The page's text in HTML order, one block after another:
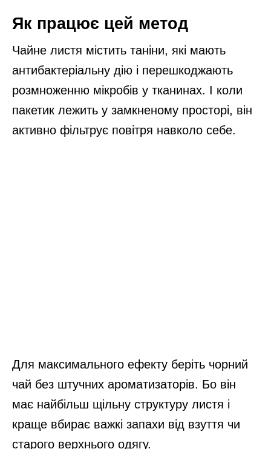
Як працює цей метод
Чайне листя містить таніни, які мають
антибактеріальну дію і перешкоджають
розмноженню мікробів у тканинах. І коли
пакетик лежить у замкненому просторі, він
активно фільтрує повітря навколо себе.
Для максимального ефекту беріть чорний
чай без штучних ароматизаторів. Бо він
має найбільш щільну структуру листя і
краще вбирає важкі запахи від взуття чи
старого верхнього одягу.